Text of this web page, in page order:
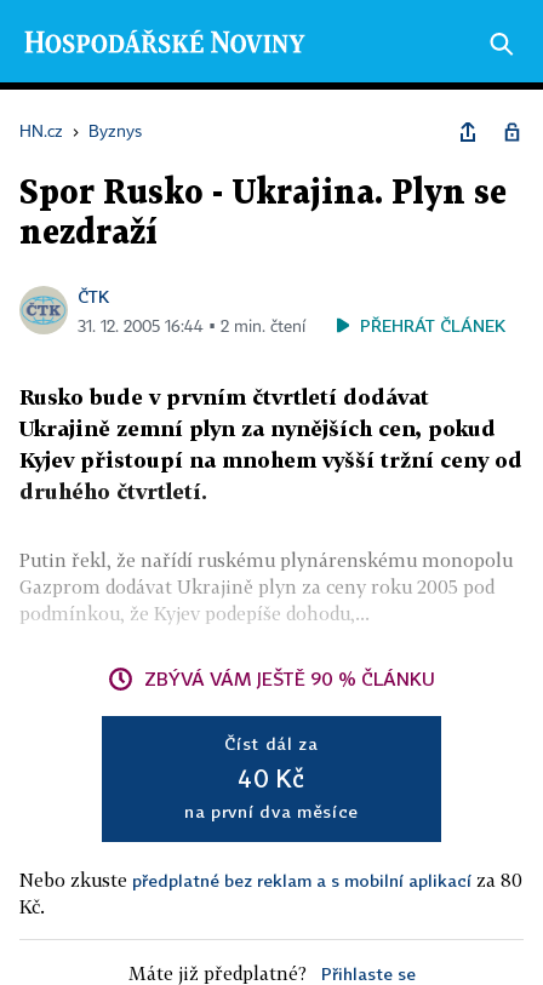
HN.cz › Byznys
Spor Rusko - Ukrajina. Plyn se
nezdraží
ČTK
31. 12. 2005 16:44 ▪ 2 min. čtení PŘEHRÁT ČLÁNEK
Rusko bude v prvním čtvrtletí dodávat
Ukrajině zemní plyn za nynějších cen, pokud
Kyjev přistoupí na mnohem vyšší tržní ceny od
druhého čtvrtletí.
Putin řekl, že nařídí ruskému plynárenskému monopolu
Gazprom dodávat Ukrajině plyn za ceny roku 2005 pod
podmínkou, že Kyjev podepíše dohodu,...
ZBÝVÁ VÁM JEŠTĚ 90 % ČLÁNKU
Číst dál za
40 Kč
na první dva měsíce
Nebo zkuste předplatné bez reklam a s mobilní aplikací za 80
Kč.
Máte již předplatné? Přihlaste se